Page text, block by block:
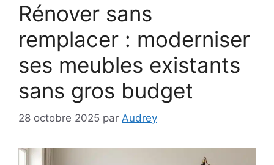
Rénover sans
remplacer : moderniser
ses meubles existants
sans gros budget
28 octobre 2025 par Audrey